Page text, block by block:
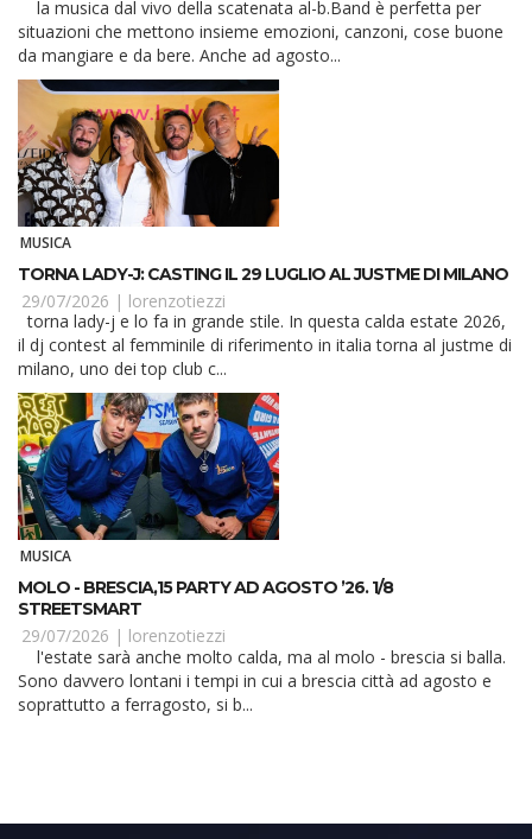
situazioni che mettono insieme emozioni, canzoni, cose buone
da mangiare e da bere. Anche ad agosto...
MUSICA
TORNA LADY-J: CASTING IL 29 LUGLIO AL JUSTME DI MILANO
29/07/2026 | lorenzotiezzi
torna lady-j e lo fa in grande stile. In questa calda estate 2026,
il dj contest al femminile di riferimento in italia torna al justme di
milano, uno dei top club c...
MUSICA
MOLO - BRESCIA,15 PARTY AD AGOSTO ’26. 1/8
STREETSMART
29/07/2026 | lorenzotiezzi
Sono davvero lontani i tempi in cui a brescia città ad agosto e
soprattutto a ferragosto, si b...